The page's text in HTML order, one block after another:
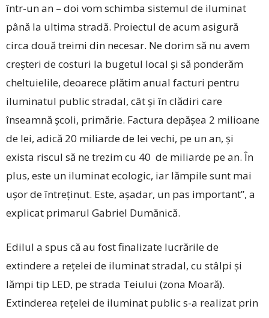
într-un an – doi vom schimba sistemul de iluminat
până la ultima stradă. Proiectul de acum asigură
circa două treimi din necesar. Ne dorim să nu avem
creșteri de costuri la bugetul local și să ponderăm
cheltuielile, deoarece plătim anual facturi pentru
iluminatul public stradal, cât și în clădiri care
înseamnă școli, primărie. Factura depășea 2 milioane
de lei, adică 20 miliarde de lei vechi, pe un an, și
exista riscul să ne trezim cu 40 de miliarde pe an. În
plus, este un iluminat ecologic, iar lămpile sunt mai
ușor de întreținut. Este, așadar, un pas important”, a
explicat primarul Gabriel Dumănică.
Edilul a spus că au fost finalizate lucrările de
extindere a rețelei de iluminat stradal, cu stâlpi și
lămpi tip LED, pe strada Teiului (zona Moară).
Extinderea rețelei de iluminat public s-a realizat prin